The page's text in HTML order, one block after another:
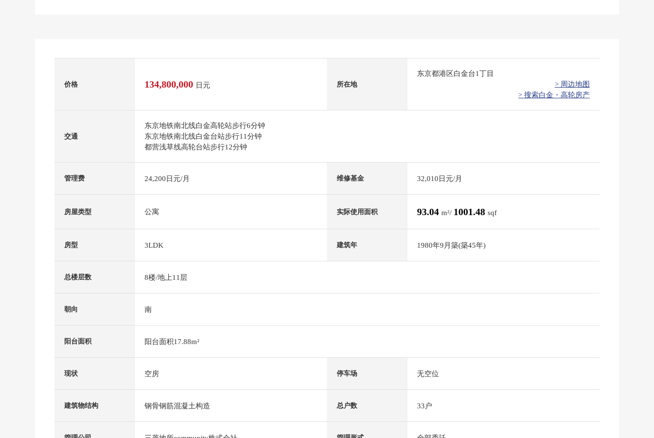
价格 134,800,000 日元 所在地
东京都港区白金台1丁目
> 周边地图
> 搜索白金・高轮房产
交通
东京地铁南北线白金高轮站步行6分钟
东京地铁南北线白金台站步行11分钟
都营浅草线高轮台站步行12分钟
管理费 24,200日元/月 维修基金 32,010日元/月
房屋类型 公寓 实际使用面积 93.04 m²/ 1001.48 sqf
房型 3LDK 建筑年 1980年9月築(築45年)
总楼层数 8楼/地上11层
朝向 南
阳台面积 阳台面积17.88m²
现状 空房 停车场 无空位
建筑物结构 钢骨钢筋混凝土构造 总户数 33户